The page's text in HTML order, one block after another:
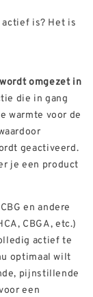
actief is? Het is
omgezet in
die in gang
warmte voor de
geactiveerd.
je een product
en andere
CBGA, etc.)
actief te
optimaal wilt
pijnstillende
een